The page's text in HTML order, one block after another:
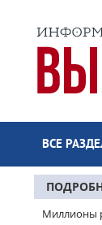
ВСЕ
Миллионы